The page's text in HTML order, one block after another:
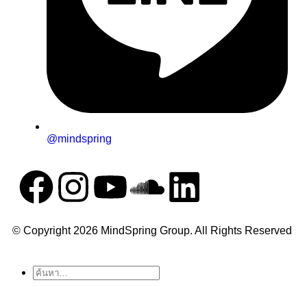
@mindspring
© Copyright 2026 MindSpring Group. All Rights Reserved